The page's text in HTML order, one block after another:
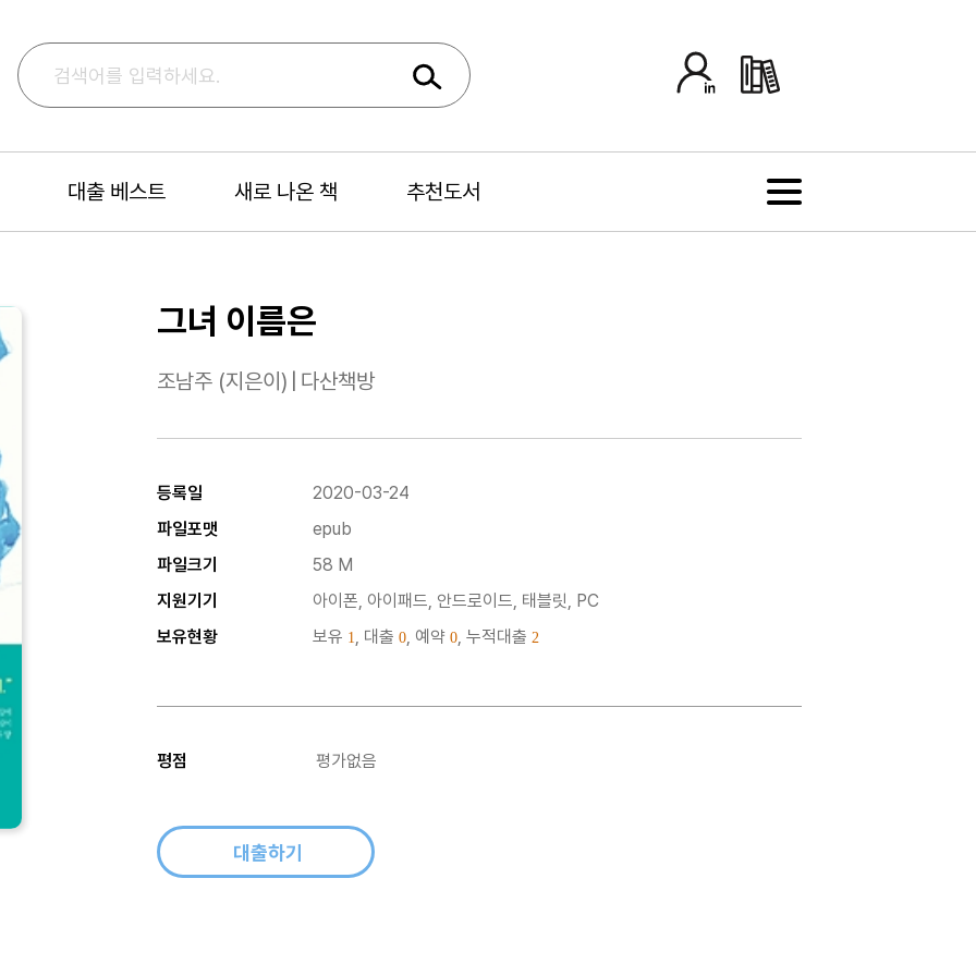
대출 베스트 새로 나온 책 추천도서
그녀 이름은
조남주 (지은이) 다산책방
등록일
2020-03-24
파일포맷
epub
파일크기
58 M
지원기기
아이폰, 아이패드, 안드로이드, 태블릿, PC
보유현황
보유 1, 대출 0, 예약 0, 누적대출 2
평점 평가없음
대출하기